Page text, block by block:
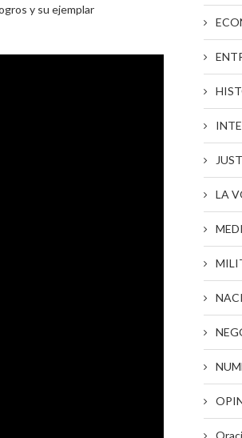
y su ejemplar
LA